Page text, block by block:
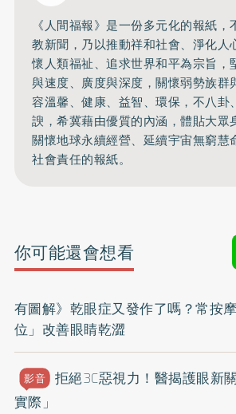
《人間福報》是一份多元化的報紙
教新聞，乃以推動祥和社會、淨化人
懷人類福祉、追求世界和平為宗旨，
與速度、廣度與深度，關懷弱勢族群
容溫馨、健康、益智、環保，不八卦
諛，希冀藉由優質的內涵，體貼大眾
關懷地球永續經營、延續宇宙無窮慧
社會責任的報紙。
你可能還會想看
有圖解》乾眼症又發作了嗎？常按
位」改善眼睛乾澀
影音
拒絕3C惡視力！醫揭護眼新
實際」